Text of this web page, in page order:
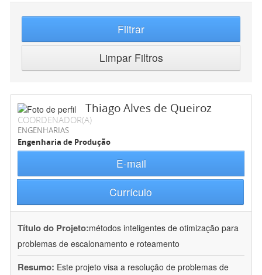
Filtrar
Limpar Filtros
Thiago Alves de Queiroz
COORDENADOR(A)
ENGENHARIAS
Engenharia de Produção
E-mail
Currículo
Título do Projeto:métodos inteligentes de otimização para
problemas de escalonamento e roteamento
Resumo: Este projeto visa a resolução de problemas de